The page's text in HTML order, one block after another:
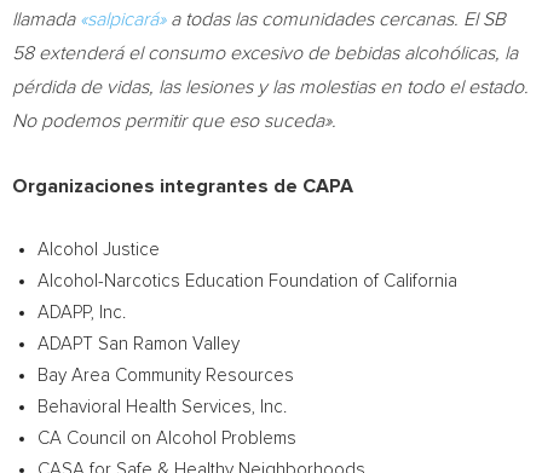
llamada «salpicará»a todas las comunidades cercanas. El SB
58 extenderá el consumo excesivo de bebidas alcohólicas, la
pérdida de vidas, las lesiones y las molestias en todo el estado.
No podemos permitir que eso suceda».
Organizaciones integrantes de CAPA
Alcohol Justice
Alcohol-Narcotics Education Foundation of California
ADAPP, Inc.
ADAPT San Ramon Valley
Bay Area Community Resources
Behavioral Health Services, Inc.
CA Council on Alcohol Problems